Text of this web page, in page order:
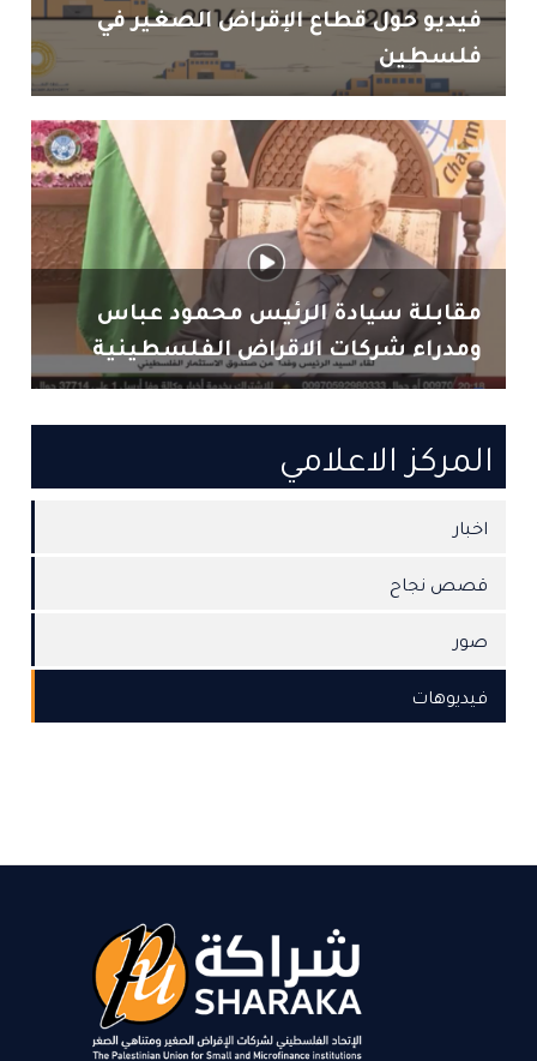
فيديو حول قطاع الإقراض الصغير في
فلسطين
مقابلة سيادة الرئيس محمود عباس
ومدراء شركات الاقراض الفلسطينية
المركز الاعلامي
اخبار
قصص نجاح
صور
فيديوهات